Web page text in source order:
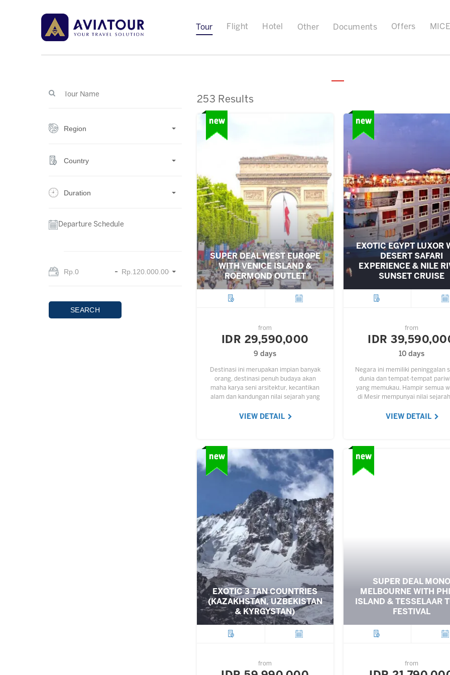
Tour Flight Hotel Other Documents Offers MICE
Region
Country
Duration
Departure Schedule
SEARCH
253 Results
SUPER DEAL WEST EUROPE
WITH VENICE ISLAND &
ROERMOND OUTLET
from
IDR 29,590,000
9 days
Destinasi ini merupakan impian banyak
orang, destinasi penuh budaya akan
maha karya seni arsitektur, kecantikan
alam dan kandungan nilai sejarah yang
dijadikan objek wisata,…
VIEW DETAIL
EXOTIC EGYPT LUXOR
DESERT SAFARI
EXPERIENCE & NILE
SUNSET CRUISE
from
IDR
10 days
Negara ini memiliki peninggalan
dunia dan tempat-tempat
yang memukau. Hampir semua
di Mesir mempunyai nilai
negara tersebut dengan
VIEW DETAIL
EXOTIC 3 TAN COUNTRIES
(KAZAKHSTAN, UZBEKISTAN
& KYRGYSTAN)
from
SUPER DEAL MONO
MELBOURNE WITH
ISLAND & TESSELAAR
FESTIVAL
from